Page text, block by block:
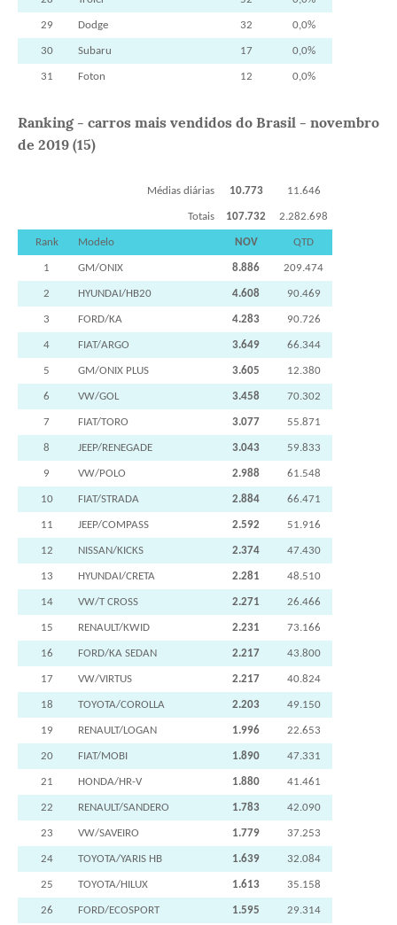
29 Dodge 32 0,0%
30 Subaru 17 0,0%
31 Foton 12 0,0%
Ranking - carros mais vendidos do Brasil - novembro
de 2019 (15)
Médias diárias 10.773 11.646
Totais 107.732 2.282.698
Rank Modelo NOV QTD
1 GM/ONIX 8.886 209.474
2 HYUNDAI/HB20 4.608 90.469
3 FORD/KA 4.283 90.726
4 FIAT/ARGO 3.649 66.344
5 GM/ONIX PLUS 3.605 12.380
6 VW/GOL 3.458 70.302
7 FIAT/TORO 3.077 55.871
8 JEEP/RENEGADE 3.043 59.833
9 VW/POLO 2.988 61.548
10 FIAT/STRADA 2.884 66.471
11 JEEP/COMPASS 2.592 51.916
12 NISSAN/KICKS 2.374 47.430
13 HYUNDAI/CRETA 2.281 48.510
14 VW/T CROSS 2.271 26.466
15 RENAULT/KWID 2.231 73.166
16 FORD/KA SEDAN 2.217 43.800
17 VW/VIRTUS 2.217 40.824
18 TOYOTA/COROLLA 2.203 49.150
19 RENAULT/LOGAN 1.996 22.653
20 FIAT/MOBI 1.890 47.331
21 HONDA/HR-V 1.880 41.461
22 RENAULT/SANDERO 1.783 42.090
23 VW/SAVEIRO 1.779 37.253
24 TOYOTA/YARIS HB 1.639 32.084
25 TOYOTA/HILUX 1.613 35.158
26 FORD/ECOSPORT 1.595 29.314